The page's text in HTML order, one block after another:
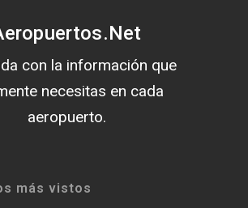
con la información que
necesitas en cada
aeropuerto.
más vistos